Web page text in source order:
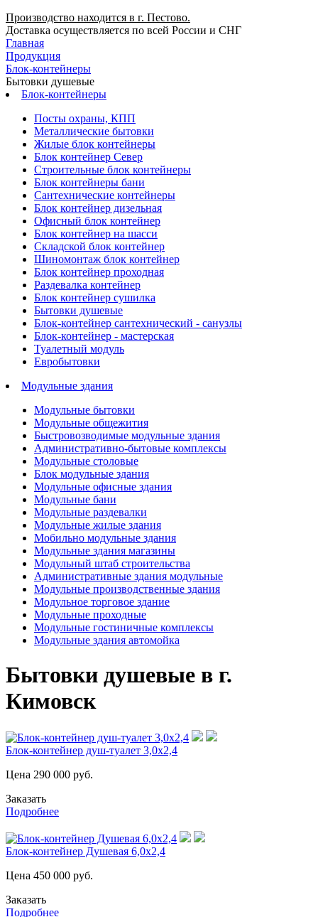
Производство находится в г. Пестово.
Доставка осуществляется по всей России и СНГ
Главная
Продукция
Блок-контейнеры
Бытовки душевые
Блок-контейнеры
Посты охраны, КПП
Металлические бытовки
Жилые блок контейнеры
Блок контейнер Север
Строительные блок контейнеры
Блок контейнеры бани
Сантехнические контейнеры
Блок контейнер дизельная
Офисный блок контейнер
Блок контейнер на шасси
Складской блок контейнер
Шиномонтаж блок контейнер
Блок контейнер проходная
Раздевалка контейнер
Блок контейнер сушилка
Бытовки душевые
Блок-контейнер сантехнический - санузлы
Блок-контейнер - мастерская
Туалетный модуль
Евробытовки
Модульные здания
Модульные бытовки
Модульные общежития
Быстровозводимые модульные здания
Административно-бытовые комплексы
Модульные столовые
Блок модульные здания
Модульные офисные здания
Модульные бани
Модульные раздевалки
Модульные жилые здания
Мобильно модульные здания
Модульные здания магазины
Модульный штаб строительства
Административные здания модульные
Модульные производственные здания
Модульное торговое здание
Модульные проходные
Модульные гостиничные комплексы
Модульные здания автомойка
Бытовки душевые в г.
Кимовск
Блок-контейнер душ-туалет 3,0х2,4
Цена 290 000 руб.
Заказать
Подробнее
Блок-контейнер Душевая 6,0х2,4
Цена 450 000 руб.
Заказать
Подробнее